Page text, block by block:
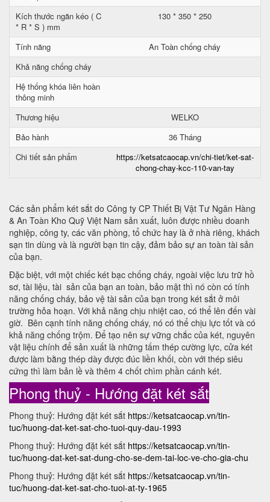
Kích thước ngăn kéo ( C
* R * S ) mm
130 * 350 * 250
Tính năng
An Toàn chống cháy
Khả năng chống cháy
Hệ thống khóa liên hoàn
thông minh
Thương hiệu
WELKO
Bảo hành
36 Tháng
Chi tiết sản phẩm
https://ketsatcaocap.vn/chi-tiet/ket-sat-
chong-chay-kcc-110-van-tay
Các sản phẩm két sắt do Công ty CP Thiết Bị Vật Tư Ngân Hàng
& An Toàn Kho Quỹ Việt Nam sản xuất, luôn được nhiều doanh
nghiệp, công ty, các văn phòng, tổ chức hay là ở nhà riêng, khách
sạn tin dùng và là người bạn tin cậy, đảm bảo sự an toàn tài sản
của bạn.
Đặc biệt, với một chiếc két bạc chống cháy, ngoài việc lưu trữ hồ
sơ, tài liệu, tài sản của bạn an toàn, bảo mật thì nó còn có tính
năng chống cháy, bảo vệ tài sản của bạn trong két sắt ở môi
trường hỏa hoạn. Với khả năng chịu nhiệt cao, có thể lên đến vài
giờ. Bên cạnh tính năng chống cháy, nó có thể chịu lực tốt và có
khả năng chống trộm. Để tạo nên sự vững chắc của két, nguyên
vật liệu chính để sản xuất là những tấm thép cường lực, cửa két
được làm bằng thép dày được đúc liền khối, còn với thép siêu
cứng thì làm bản lề và thêm 4 chốt chìm phần cánh két.
Phong thuỷ - Hướng đặt két sắt
Phong thuỷ: Hướng đặt két sắt https://ketsatcaocap.vn/tin-
tuc/huong-dat-ket-sat-cho-tuoi-quy-dau-1993
Phong thuỷ: Hướng đặt két sắt https://ketsatcaocap.vn/tin-
tuc/huong-dat-ket-sat-dung-cho-se-dem-tai-loc-ve-cho-gia-chu
Phong thuỷ: Hướng đặt két sắt https://ketsatcaocap.vn/tin-
tuc/huong-dat-ket-sat-cho-tuoi-at-ty-1965